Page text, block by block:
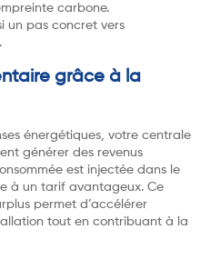
carbone.
un pas concret vers
grâce à la
énergétiques, votre centrale
générer des revenus
est injectée dans le
à un tarif avantageux. Ce
permet d’accélérer
tout en contribuant à la